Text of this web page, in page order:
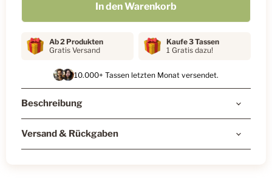
In den Warenkorb
Ab 2 Produkten
Gratis Versand
Kaufe 3 Tassen
1 Gratis dazu!
10.000+ Tassen letzten Monat versendet.
Beschreibung
Versand & Rückgaben